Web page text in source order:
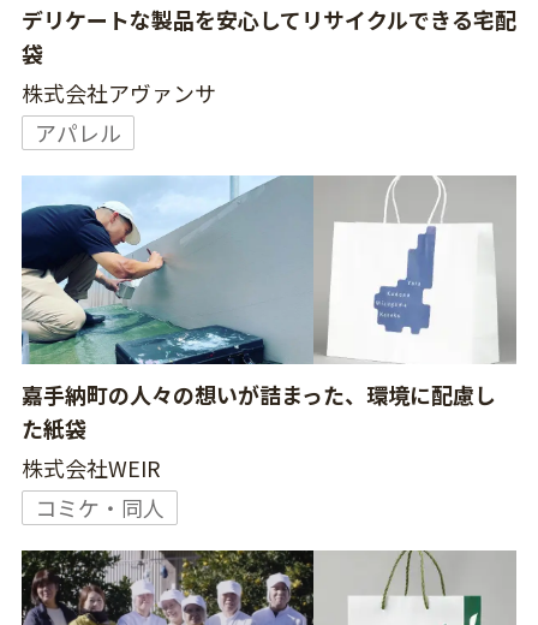
デリケートな製品を安心してリサイクルできる宅配
袋
株式会社アヴァンサ
アパレル
嘉手納町の人々の想いが詰まった、環境に配慮し
た紙袋
株式会社WEIR
コミケ・同人